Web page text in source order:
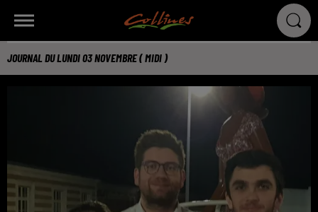
JOURNAL DU LUNDI 03 NOVEMBRE ( MIDI )